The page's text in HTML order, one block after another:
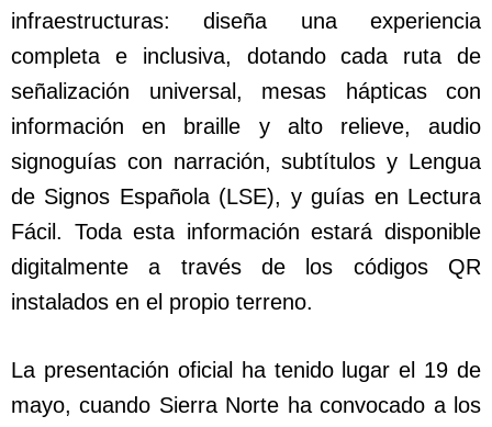
infraestructuras: diseña una experiencia
completa e inclusiva, dotando cada ruta de
señalización universal, mesas hápticas con
información en braille y alto relieve, audio
signoguías con narración, subtítulos y Lengua
de Signos Española (LSE), y guías en Lectura
Fácil. Toda esta información estará disponible
digitalmente a través de los códigos QR
instalados en el propio terreno.
La presentación oficial ha tenido lugar el 19 de
mayo, cuando Sierra Norte ha convocado a los